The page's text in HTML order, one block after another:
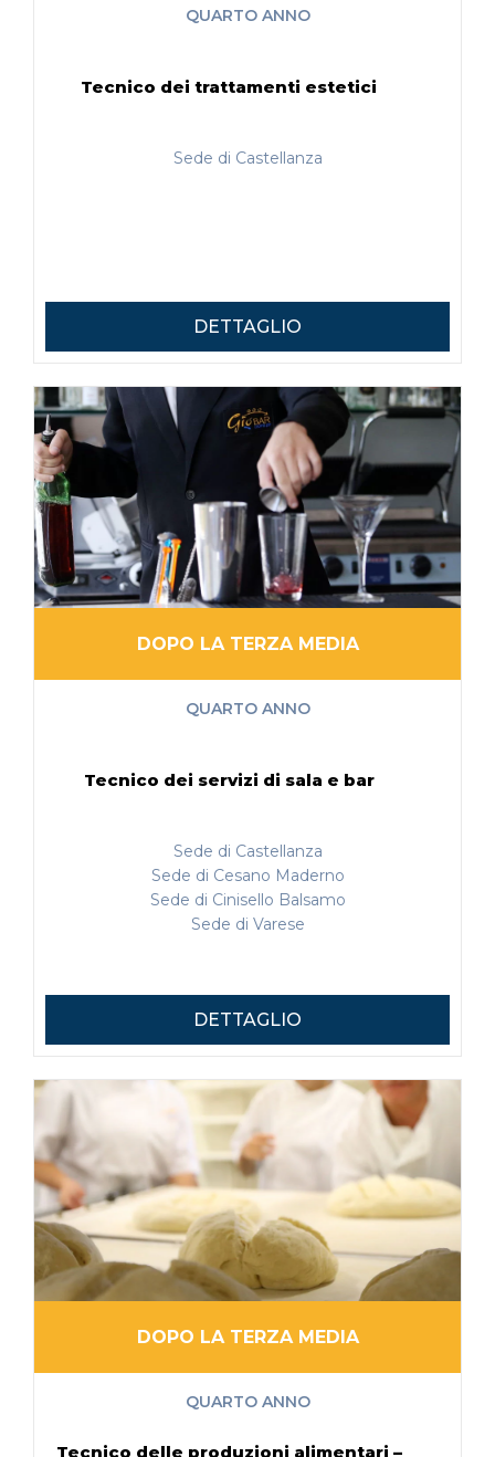
QUARTO ANNO
Tecnico dei trattamenti estetici
Sede di Castellanza
DETTAGLIO
DOPO LA TERZA MEDIA
QUARTO ANNO
Tecnico dei servizi di sala e bar
Sede di Castellanza
Sede di Cesano Maderno
Sede di Cinisello Balsamo
Sede di Varese
DETTAGLIO
DOPO LA TERZA MEDIA
QUARTO ANNO
Tecnico delle produzioni alimentari –